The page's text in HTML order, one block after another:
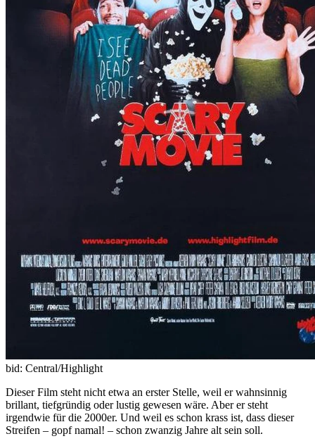
bid: Central/Highlight
Dieser Film steht nicht etwa an erster Stelle, weil er wahnsinnig
brillant, tiefgründig oder lustig gewesen wäre. Aber er steht
irgendwie für die 2000er. Und weil es schon krass ist, dass dieser
Streifen – gopf namal! – schon zwanzig Jahre alt sein soll.